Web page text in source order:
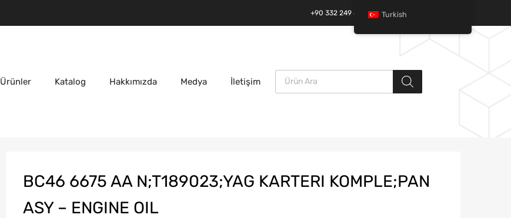
+90 332 249 49 01 | +90 532 685 32 42
Ürünler Katalog Hakkımızda Medya İletişim
Ürün arama
BC46 6675 AA N;T189023;YAG KARTERI KOMPLE;PAN
ASY – ENGINE OIL
Turkish